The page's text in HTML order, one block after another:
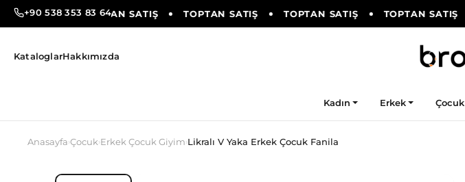
+90 538 353 83 64
SATIŞ TOPTAN SATIŞ TOPTAN SATIŞ TOPTAN SATIŞ TOPTAN SATIŞ
KataloglarHakkımızda
Kadın Erkek Çocuk
Anasayfa›Çocuk›Erkek Çocuk Giyim›Likralı V Yaka Erkek Çocuk Fanila